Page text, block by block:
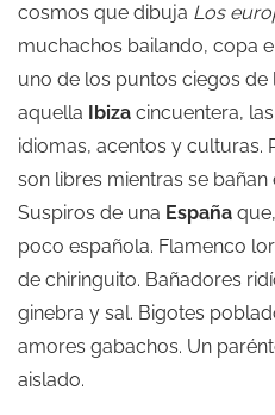
cosmos que dibuja Los
muchachos bailando, copa
uno de los puntos ciegos de
aquella Ibiza cincuentera,
idiomas, acentos y culturas.
son libres mientras se bañan
Suspiros de una España
poco española. Flamenco
de chiringuito. Bañadores
ginebra y sal. Bigotes
amores gabachos. Un
aislado.